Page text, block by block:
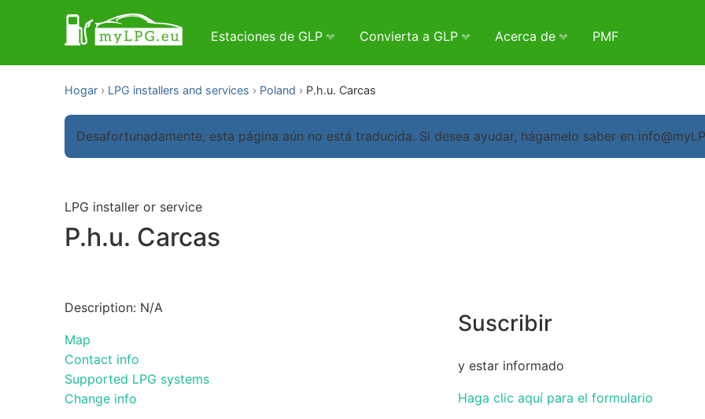
Estaciones de GLP Convierta a GLP Acerca de PMF
Hogar LPG installers and services Poland P.h.u. Carcas
Desafortunadamente, esta página aún no está traducida. Si desea ayudar, hágamelo saber en
LPG installer or service
P.h.u. Carcas
Description: N/A
Map
Contact info
Supported LPG systems
Change info
Suscribir
y estar informado
Haga clic aquí para el formulario